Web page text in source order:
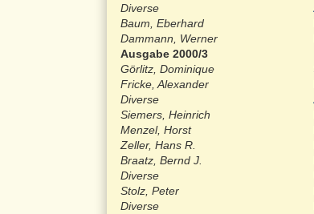
Diverse
Baum, Eberhard
Dammann, Werner
Ausgabe 2000/3
Görlitz, Dominique
Fricke, Alexander
Diverse
Siemers, Heinrich
Menzel, Horst
Zeller, Hans R.
Braatz, Bernd J.
Diverse
Stolz, Peter
Diverse